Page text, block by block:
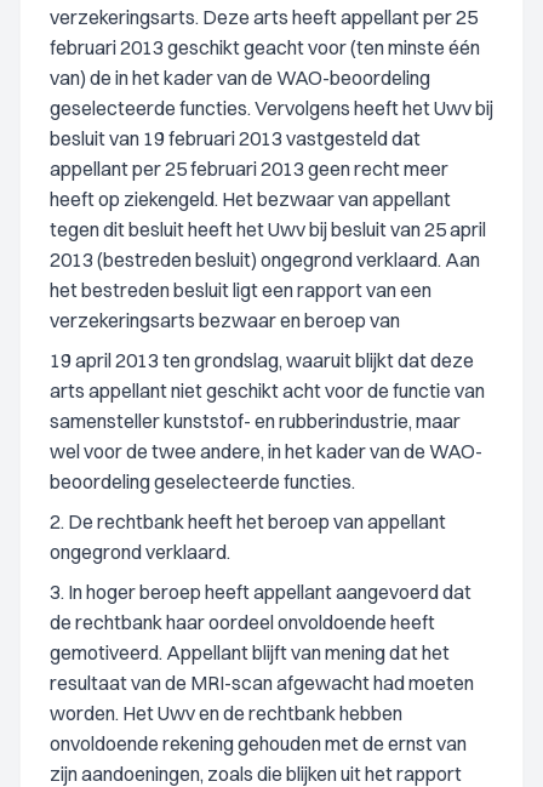
verzekeringsarts. Deze arts heeft appellant per 25
februari 2013 geschikt geacht voor (ten minste één
van) de in het kader van de WAO-beoordeling
geselecteerde functies. Vervolgens heeft het Uwv bij
besluit van 19 februari 2013 vastgesteld dat
appellant per 25 februari 2013 geen recht meer
heeft op ziekengeld. Het bezwaar van appellant
tegen dit besluit heeft het Uwv bij besluit van 25 april
2013 (bestreden besluit) ongegrond verklaard. Aan
het bestreden besluit ligt een rapport van een
verzekeringsarts bezwaar en beroep van
19 april 2013 ten grondslag, waaruit blijkt dat deze
arts appellant niet geschikt acht voor de functie van
samensteller kunststof- en rubberindustrie, maar
wel voor de twee andere, in het kader van de WAO-
beoordeling geselecteerde functies.
2. De rechtbank heeft het beroep van appellant
ongegrond verklaard.
3. In hoger beroep heeft appellant aangevoerd dat
de rechtbank haar oordeel onvoldoende heeft
gemotiveerd. Appellant blijft van mening dat het
resultaat van de MRI-scan afgewacht had moeten
worden. Het Uwv en de rechtbank hebben
onvoldoende rekening gehouden met de ernst van
zijn aandoeningen, zoals die blijken uit het rapport